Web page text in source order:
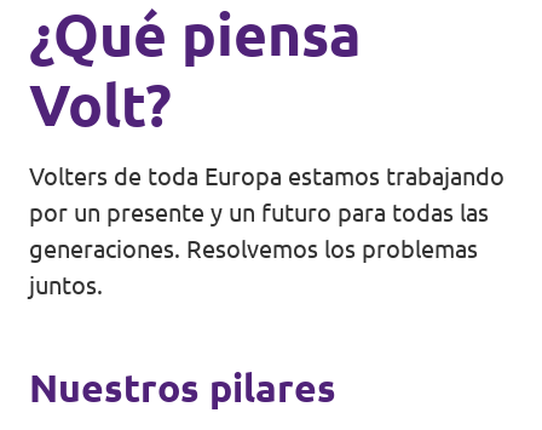
¿Qué piensa
Volt?
Volters de toda Europa estamos trabajando
por un presente y un futuro para todas las
generaciones. Resolvemos los problemas
juntos.
Nuestros pilares